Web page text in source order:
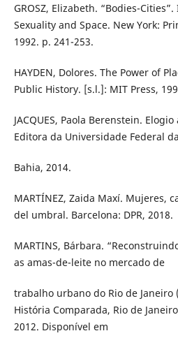
GROSZ, Elizabeth. “Bodies-
Sexuality and Space. New York:
1992. p. 241-253.
HAYDEN, Dolores. The Power of
Public History. [s.l.]: MIT Press,
JACQUES, Paola Berenstein.
Editora da Universidade Federal da
Bahia, 2014.
MARTÍNEZ, Zaida Maxí. Mujeres,
del umbral. Barcelona: DPR, 2018.
MARTINS, Bárbara.
as amas-de-leite no mercado de
trabalho urbano do Rio de Janeiro
História Comparada, Rio de
2012. Disponível em